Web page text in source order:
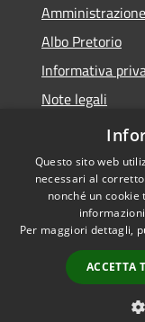
Albo Pretorio
Informativa
Note legali
Dichiarazione
Accessibilità
Questo sito web
necessari al
nonché un
Per maggiori dettagli,
ACCETTA